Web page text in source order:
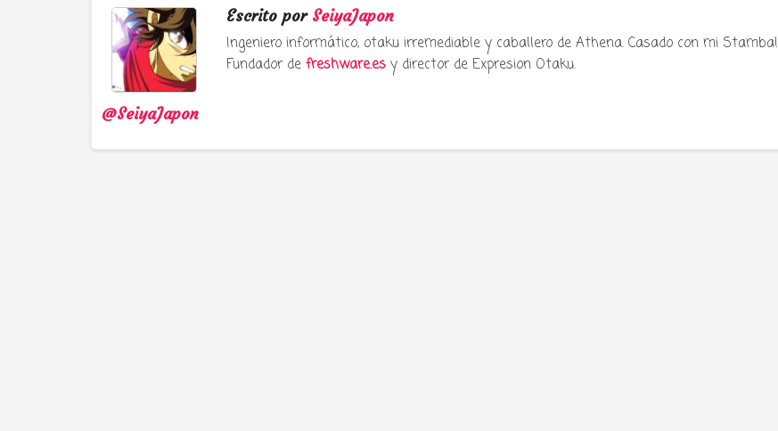
@SeiyaJapon
Escrito por SeiyaJapon
Ingeniero informático, otaku irremediable y caballero de Athena. Casado con mi Stamba!
Fundador de freshware.esy director de Expresion Otaku.